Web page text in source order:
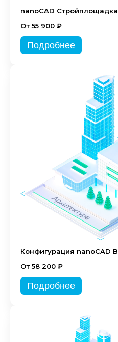
nanoCAD Стройплощадка
От 55 900 ₽
Подробнее
Конфигурация nanoCAD
От 58 200 ₽
Подробнее